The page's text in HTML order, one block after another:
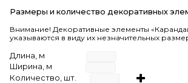
Размеры и количество декоративных
Внимание! Декоративные элементы
указываются в виду их незначительных
Длина, м
Ширина, м
Количество, шт.